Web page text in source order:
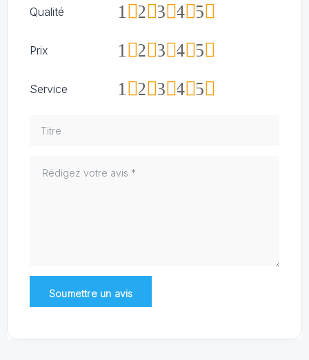
Qualité 5
4
3
2
1
Prix 5
4
3
2
1
Service 5
4
3
2
1